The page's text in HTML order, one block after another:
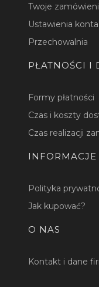
Twoje
Ustawienia konta
Przechowalnia
PŁATNOŚCI I
Formy płatności
Czas i koszty
Czas realizacji
INFORMACJE
Polityka
Jak kupować?
O NAS
Kontakt i dane